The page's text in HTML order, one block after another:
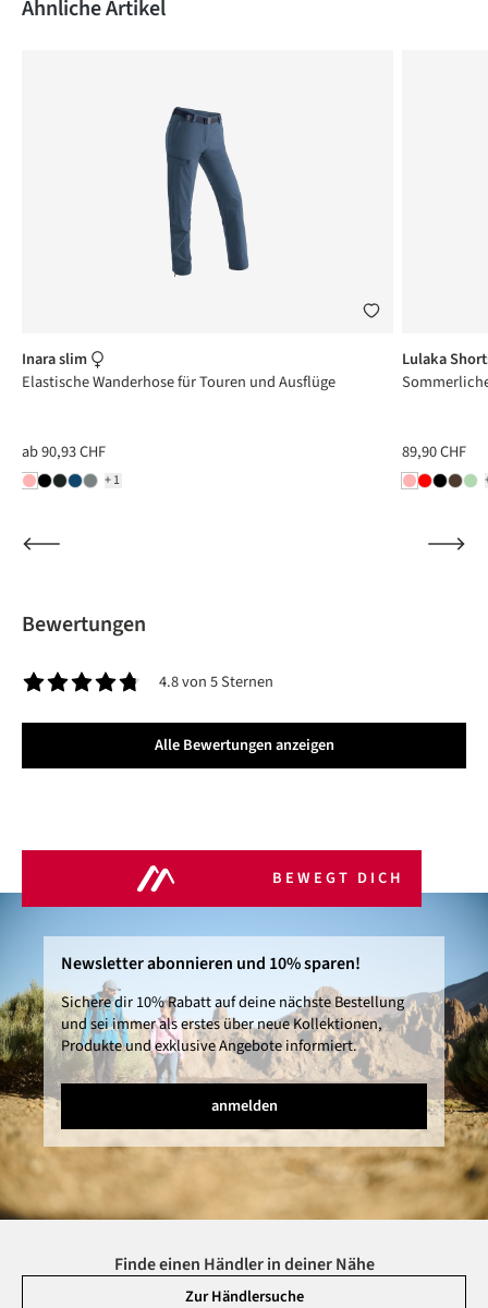
Ähnliche Artikel
+1
Inara slim
Elastische Wanderhose für Touren und Ausflüge
ab90,93 CHF
Lulaka
89,90 CHF
Bewertungen
4.8 von 5 Sternen
Alle Bewertungen anzeigen
BEWEGT DICH
Newsletter abonnieren und 10% sparen!
Sichere dir 10% Rabatt auf deine nächste Bestellung
und sei immer als erstes über neue Kollektionen,
Produkte und exklusive Angebote informiert.
anmelden
Finde einen Händler in deiner Nähe
Zur Händlersuche